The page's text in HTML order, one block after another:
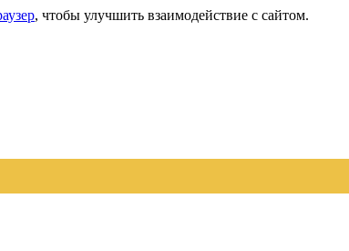
, чтобы улучшить взаимодействие с сайтом.